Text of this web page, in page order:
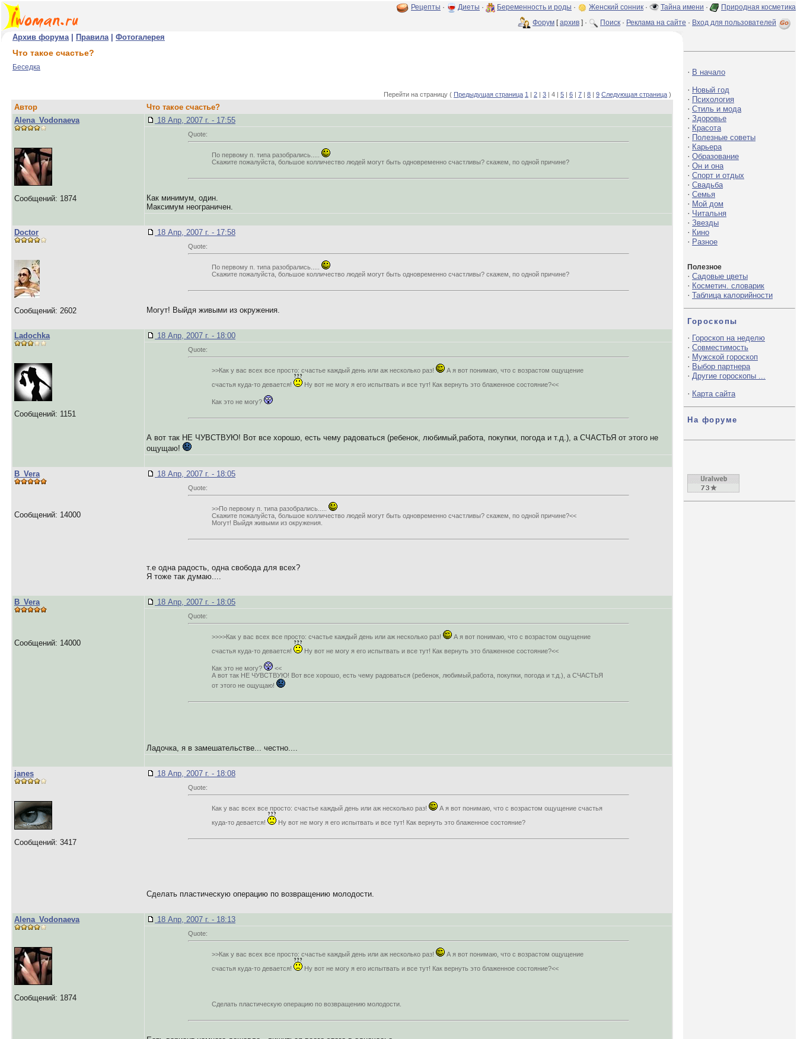
Рецепты · Диеты · Беременность и роды · Женский сонник · Тайна имени ·
Природная косметика
Форум [архив ] · Поиск · Реклама на сайте · Вход для пользователей
Архив форума| Правила| Фотогалерея
Что такое счастье?
Беседка
Перейти на страницу ( Предыдущая страница 1 | 2 | 3 | 4 | 5 | 6 | 7 | 8 | 9 Следующая страница )
Автор
Что такое счастье?
Alena_Vodonaeva
Сообщений: 1874
18 Апр, 2007 г. - 17:55
Quote:
По первому п. типа разобрались.....
Скажите пожалуйста, большое колличество людей могут быть одновременно счастливы? скажем, по одной причине?
Как минимум, один.
Максимум неограничен.
Doctor
Сообщений: 2602
18 Апр, 2007 г. - 17:58
Quote:
По первому п. типа разобрались.....
Скажите пожалуйста, большое колличество людей могут быть одновременно счастливы? скажем, по одной причине?
Могут! Выйдя живыми из окружения.
Ladochka
Сообщений: 1151
18 Апр, 2007 г. - 18:00
Quote:
>>Как у вас всех все просто: счастье каждый день или аж несколько раз!
А я вот понимаю, что с возрастом ощущение
счастья куда-то девается!
Ну вот не могу я его испытвать и все тут! Как вернуть это блаженное состояние?<<
Как это не могу?
А вот так НЕ ЧУВСТВУЮ! Вот все хорошо, есть чему радоваться (ребенок, любимый,работа, покупки, погода и т.д.), а СЧАСТЬЯ от этого не
ощущаю!
B_Vera
Сообщений: 14000
18 Апр, 2007 г. - 18:05
Quote:
>>По первому п. типа разобрались.....
Скажите пожалуйста, большое колличество людей могут быть одновременно счастливы? скажем, по одной причине?<<
Могут! Выйдя живыми из окружения.
т.е одна радость, одна свобода для всех?
Я тоже так думаю....
B_Vera
Сообщений: 14000
18 Апр, 2007 г. - 18:05
Quote:
>>>>Как у вас всех все просто: счастье каждый день или аж несколько раз!
А я вот понимаю, что с возрастом ощущение
счастья куда-то девается!
Ну вот не могу я его испытвать и все тут! Как вернуть это блаженное состояние?<<
Как это не могу?
<<
А вот так НЕ ЧУВСТВУЮ! Вот все хорошо, есть чему радоваться (ребенок, любимый,работа, покупки, погода и т.д.), а СЧАСТЬЯ
от этого не ощущаю!
Ладочка, я в замешательстве... честно....
janes
Сообщений: 3417
18 Апр, 2007 г. - 18:08
Quote:
Как у вас всех все просто: счастье каждый день или аж несколько раз!
А я вот понимаю, что с возрастом ощущение счастья
куда-то девается!
Ну вот не могу я его испытвать и все тут! Как вернуть это блаженное состояние?
Сделать пластическую операцию по возвращению молодости.
Alena_Vodonaeva
Сообщений: 1874
18 Апр, 2007 г. - 18:13
Quote:
>>Как у вас всех все просто: счастье каждый день или аж несколько раз!
А я вот понимаю, что с возрастом ощущение
счастья куда-то девается!
Ну вот не могу я его испытвать и все тут! Как вернуть это блаженное состояние?<<
Сделать пластическую операцию по возвращению молодости.
· В начало
· Новый год
· Психология
· Стиль и мода
· Здоровье
· Красота
· Полезные советы
· Карьера
· Образование
· Он и она
· Спорт и отдых
· Свадьба
· Семья
· Мой дом
· Читальня
· Звезды
· Кино
· Разное
Полезное
· Садовые цветы
· Косметич. словарик
· Таблица калорийности
Гороскопы
· Гороскоп на неделю
· Совместимость
· Мужской гороскоп
· Выбор партнера
· Другие гороскопы ...
· Карта сайта
На форуме